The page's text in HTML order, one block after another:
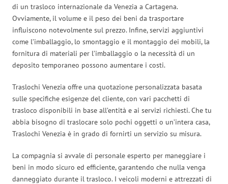
di un trasloco internazionale da Venezia a Cartagena.
Ovviamente, il volume e il peso dei beni da trasportare
influiscono notevolmente sul prezzo. Infine, servizi aggiuntivi
come l’imballaggio, lo smontaggio e il montaggio dei mobili, la
fornitura di materiali per l’imballaggio o la necessità di un
deposito temporaneo possono aumentare i costi.
Traslochi Venezia offre una quotazione personalizzata basata
sulle specifiche esigenze del cliente, con vari pacchetti di
trasloco disponibili in base all’entità e ai servizi richiesti. Che tu
abbia bisogno di traslocare solo pochi oggetti o un’intera casa,
Traslochi Venezia è in grado di fornirti un servizio su misura.
La compagnia si avvale di personale esperto per maneggiare i
beni in modo sicuro ed efficiente, garantendo che nulla venga
danneggiato durante il trasloco. I veicoli moderni e attrezzati di